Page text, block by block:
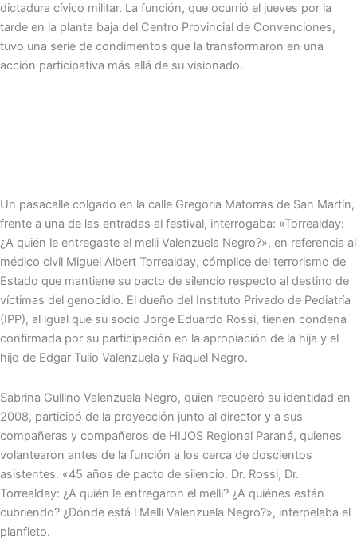
dictadura cívico militar. La función, que ocurrió el jueves por la
tarde en la planta baja del Centro Provincial de Convenciones,
tuvo una serie de condimentos que la transformaron en una
acción participativa más allá de su visionado.
Un pasacalle colgado en la calle Gregoria Matorras de San Martín,
frente a una de las entradas al festival, interrogaba: «Torrealday:
¿A quién le entregaste el melli Valenzuela Negro?», en referencia al
médico civil Miguel Albert Torrealday, cómplice del terrorismo de
Estado que mantiene su pacto de silencio respecto al destino de
víctimas del genocidio. El dueño del Instituto Privado de Pediatría
(IPP), al igual que su socio Jorge Eduardo Rossi, tienen condena
confirmada por su participación en la apropiación de la hija y el
hijo de Edgar Tulio Valenzuela y Raquel Negro.
Sabrina Gullino Valenzuela Negro, quien recuperó su identidad en
2008, participó de la proyección junto al director y a sus
compañeras y compañeros de HIJOS Regional Paraná, quienes
volantearon antes de la función a los cerca de doscientos
asistentes. «45 años de pacto de silencio. Dr. Rossi, Dr.
Torrealday: ¿A quién le entregaron el melli? ¿A quiénes están
cubriendo? ¿Dónde está l Melli Valenzuela Negro?», interpelaba el
planfleto.